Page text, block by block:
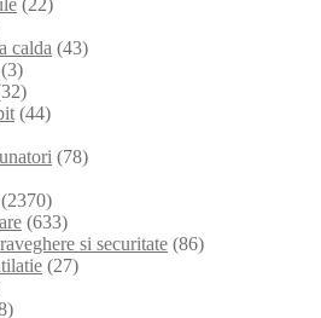
calda (43)
(3)
(44)
(78)
(2370)
(633)
si securitate (86)
(27)